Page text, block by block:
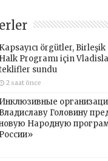
Kapsayıcı örgütler, Birleşik
Halk Programı için
sundu
2 saat önce
Инклюзивные
Владиславу Головину
Народную
России»